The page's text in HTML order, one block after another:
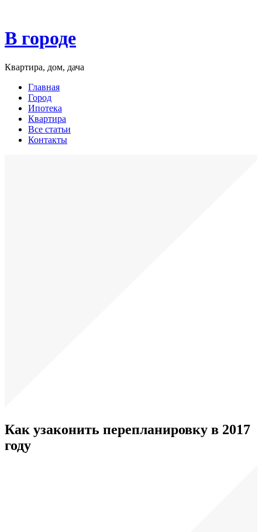
В городе
Квартира, дом, дача
Главная
Город
Ипотека
Квартира
Все статьи
Контакты
Как узаконить перепланировку в 2017
году